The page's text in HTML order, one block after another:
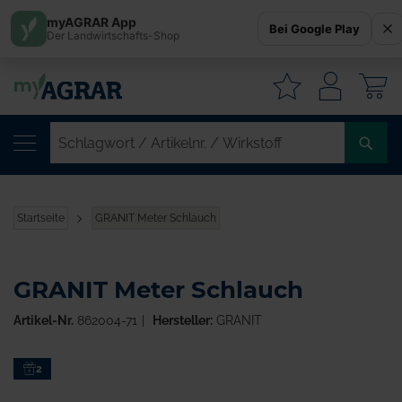
Startseite GRANIT Meter Schlauch
Zum2
GRANIT Meter Schlauch
Artikel-Nr. 862004-71 Hersteller:GRANIT
myAGRAR App
Der Landwirtschafts-Shop Bei Google Play